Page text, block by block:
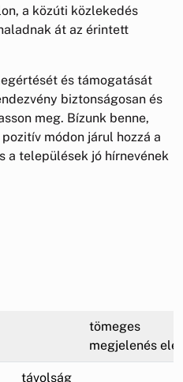
a közúti közlekedés
át az érintett
és támogatását
biztonságosan és
meg. Bízunk benne,
módon járul hozzá a
a települések jó hírnevének
tömeges
megjelenés
távolság